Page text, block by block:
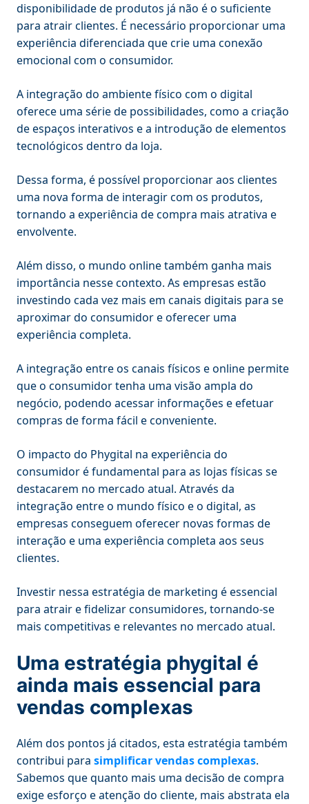
disponibilidade de produtos já não é o suficiente
para atrair clientes. É necessário proporcionar uma
experiência diferenciada que crie uma conexão
emocional com o consumidor.
A integração do ambiente físico com o digital
oferece uma série de possibilidades, como a criação
de espaços interativos e a introdução de elementos
tecnológicos dentro da loja.
Dessa forma, é possível proporcionar aos clientes
uma nova forma de interagir com os produtos,
tornando a experiência de compra mais atrativa e
envolvente.
Além disso, o mundo online também ganha mais
importância nesse contexto. As empresas estão
investindo cada vez mais em canais digitais para se
aproximar do consumidor e oferecer uma
experiência completa.
A integração entre os canais físicos e online permite
que o consumidor tenha uma visão ampla do
negócio, podendo acessar informações e efetuar
compras de forma fácil e conveniente.
O impacto do Phygital na experiência do
consumidor é fundamental para as lojas físicas se
destacarem no mercado atual. Através da
integração entre o mundo físico e o digital, as
empresas conseguem oferecer novas formas de
interação e uma experiência completa aos seus
clientes.
Investir nessa estratégia de marketing é essencial
para atrair e fidelizar consumidores, tornando-se
mais competitivas e relevantes no mercado atual.
Uma estratégia phygital é
ainda mais essencial para
vendas complexas
Além dos pontos já citados, esta estratégia também
contribui para simplificar vendas complexas.
Sabemos que quanto mais uma decisão de compra
exige esforço e atenção do cliente, mais abstrata ela